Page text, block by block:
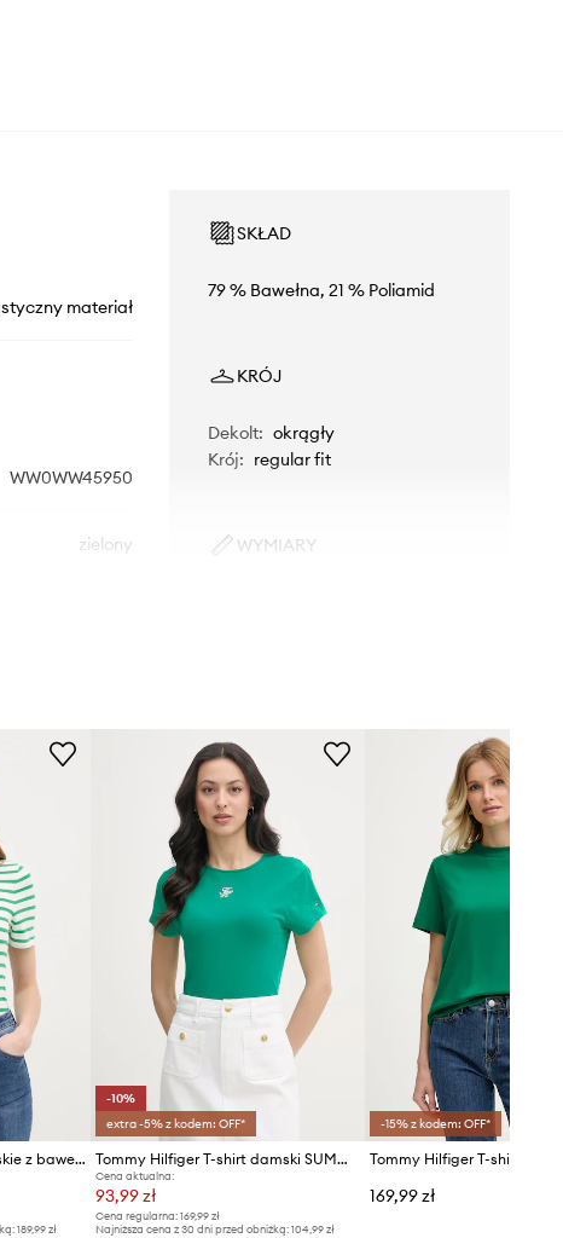
materiał
WW0WW45950
zielony
SKŁAD
79 % Bawełna, 21 % Poliamid
KRÓJ
Dekolt: okrągły
Krój: regular fit
WYMIARY
Tabela rozmiarów
Tommy Hilfiger polo damskie z bawełną
189,99 zł
-10%
extra -5% z kodem: OFF*
Tommy Hilfiger T-shirt damski SUMMER
Cena aktualna:
93,99 zł
Cena regularna:169,99 zł
Najniższa cena z 30 dni przed obniżką:104,99 zł
-15% z kodem: OFF*
169,99 zł